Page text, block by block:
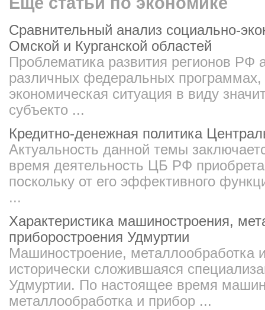
Сравнительный анализ социально-
Омской и Курганской областей
Проблематика развития регионов РФ
различных федеральных
экономическая ситуация в виду
субъекто ...
Кредитно-денежная политика
Актуальность данной темы
время деятельность ЦБ РФ
поскольку от его эффективного
...
Характеристика машиностроения,
приборостроения Удмуртии
Машиностроение, металлообработка
исторически сложившаяся
Удмуртии. По настоящее время
металлообработка и прибор ...